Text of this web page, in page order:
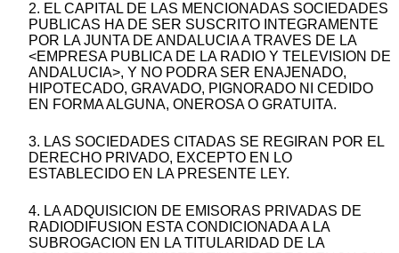
2. EL CAPITAL DE LAS MENCIONADAS SOCIEDADES
PUBLICAS HA DE SER SUSCRITO INTEGRAMENTE
POR LA JUNTA DE ANDALUCIA A TRAVES DE LA
<EMPRESA PUBLICA DE LA RADIO Y TELEVISION DE
ANDALUCIA>, Y NO PODRA SER ENAJENADO,
HIPOTECADO, GRAVADO, PIGNORADO NI CEDIDO
EN FORMA ALGUNA, ONEROSA O GRATUITA.
3. LAS SOCIEDADES CITADAS SE REGIRAN POR EL
DERECHO PRIVADO, EXCEPTO EN LO
ESTABLECIDO EN LA PRESENTE LEY.
4. LA ADQUISICION DE EMISORAS PRIVADAS DE
RADIODIFUSION ESTA CONDICIONADA A LA
SUBROGACION EN LA TITULARIDAD DE LA